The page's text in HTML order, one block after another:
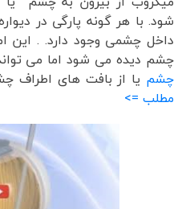
شود. با هر گونه پارگی در
داخل چشمی وجود دارد. . این
چشم دیده می شود اما می
چشم یا از بافت های اطراف
مطلب =>